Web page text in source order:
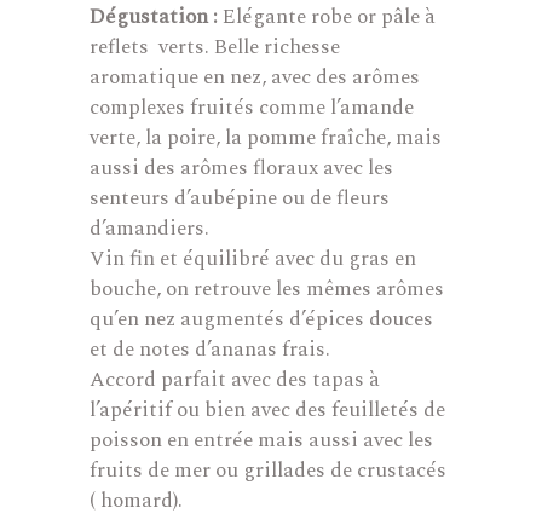
Dégustation : Elégante robe or pâle à
reflets verts. Belle richesse
aromatique en nez, avec des arômes
complexes fruités comme l’amande
verte, la poire, la pomme fraîche, mais
aussi des arômes floraux avec les
senteurs d’aubépine ou de fleurs
d’amandiers.
Vin fin et équilibré avec du gras en
bouche, on retrouve les mêmes arômes
qu’en nez augmentés d’épices douces
et de notes d’ananas frais.
Accord parfait avec des tapas à
l’apéritif ou bien avec des feuilletés de
poisson en entrée mais aussi avec les
fruits de mer ou grillades de crustacés
( homard).